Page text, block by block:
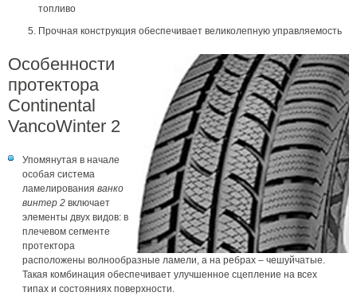
топливо
Прочная конструкция обеспечивает великолепную управляемость
Особенности
протектора
Continental
VancoWinter 2
Упомянутая в начале
особая система
ламелирования ванко
винтер 2 включает
элементы двух видов: в
плечевом сегменте
протектора
расположены волнообразные ламели, а на ребрах – чешуйчатые.
Такая комбинация обеспечивает улучшенное сцепление на всех
типах и состояниях поверхности.